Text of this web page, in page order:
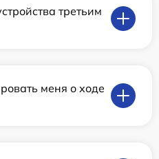
третьим
меня о ходе